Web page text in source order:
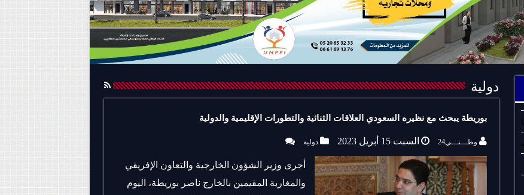
دولية
بوريطة يبحث مع نظيره السعودي العلاقات الثنائية والتطورات الإقليمية والدولية
وطـــنـــي24 السبت 15 أبريل 2023 دولية
أجرى وزير الشؤون الخارجية والتعاون الإفريقي
والمغاربة المقيمين بالخارج ناصر بوريطة، اليوم